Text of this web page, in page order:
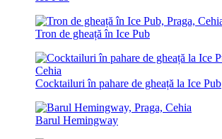
Tron de gheață în Ice Pub
Cocktailuri în pahare de gheață la Ice Pub
Barul Hemingway